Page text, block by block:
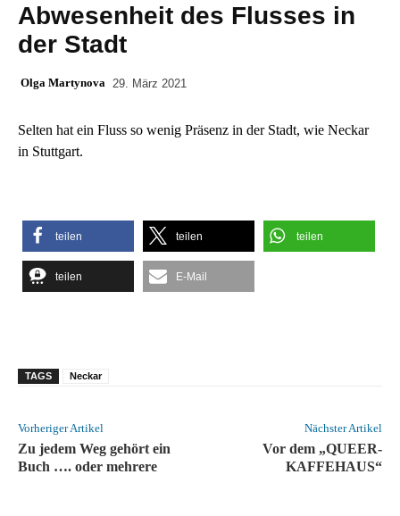
Abwesenheit des Flusses in
der Stadt
Olga Martynova 29. März 2021
Selten hat ein Fluss so wenig Präsenz in der Stadt, wie Neckar
in Stuttgart.
teilen teilen teilen
teilen E-Mail
TAGS Neckar
Vorheriger Artikel
Zu jedem Weg gehört ein
Buch …. oder mehrere
Nächster Artikel
Vor dem „QUEER-
KAFFEHAUS“